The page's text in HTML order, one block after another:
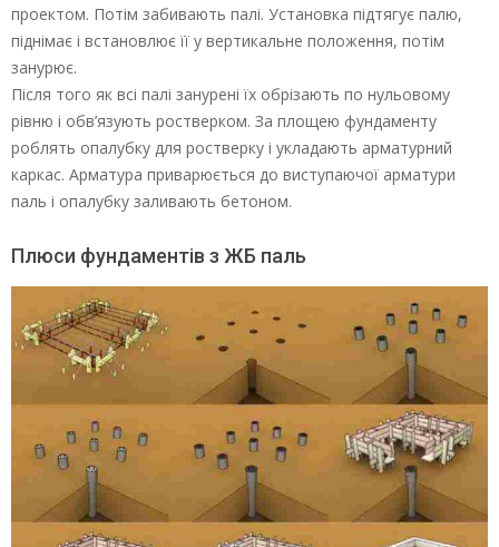
проектом. Потім забивають палі. Установка підтягує палю,
піднімає і встановлює її у вертикальне положення, потім
занурює.
Після того як всі палі занурені їх обрізають по нульовому
рівню і обв’язують ростверком. За площею фундаменту
роблять опалубку для ростверку і укладають арматурний
каркас. Арматура приварюється до виступаючої арматури
паль і опалубку заливають бетоном.
Плюси фундаментів з ЖБ паль